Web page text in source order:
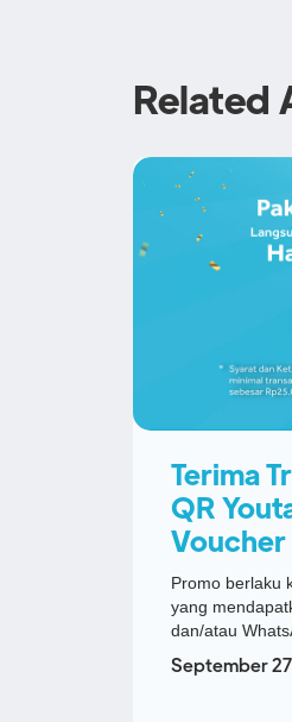
Related
Terima
QR
Voucher
Promo berlaku
yang
dan/atau
September